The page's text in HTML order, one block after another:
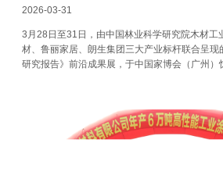
2026-03-31
3月28日至31日，由中国林业科学研究院木材工
材、鲁丽家居、朗生集团三大产业标杆联合呈
研究报告》前沿成果展，于中国家博会（广州）